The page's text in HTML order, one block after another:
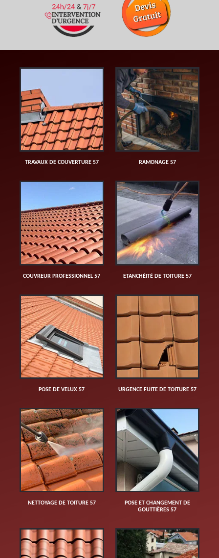
TRAVAUX DE COUVERTURE 57 RAMONAGE 57
COUVREUR PROFESSIONNEL 57 ETANCHÉITÉ DE TOITURE 57
POSE DE VELUX 57 URGENCE FUITE DE TOITURE 57
NETTOYAGE DE TOITURE 57
POSE ET CHANGEMENT DE
GOUTTIÈRES 57